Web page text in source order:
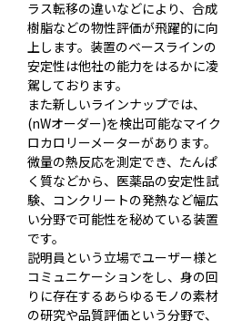
ラス転移の違いなどにより、合成
樹脂などの物性評価が飛躍的に向
上します。装置のベースラインの
安定性は他社の能力をはるかに凌
駕しております。
また新しいラインナップでは、
(nWオーダー)を検出可能なマイク
ロカロリーメーターがあります。
微量の熱反応を測定でき、たんぱ
く質などから、医薬品の安定性試
験、コンクリートの発熱など幅広
い分野で可能性を秘めている装置
です。
説明員という立場でユーザー様と
コミュニケーションをし、身の回
りに存在するあらゆるモノの素材
の研究や品質評価という分野で、